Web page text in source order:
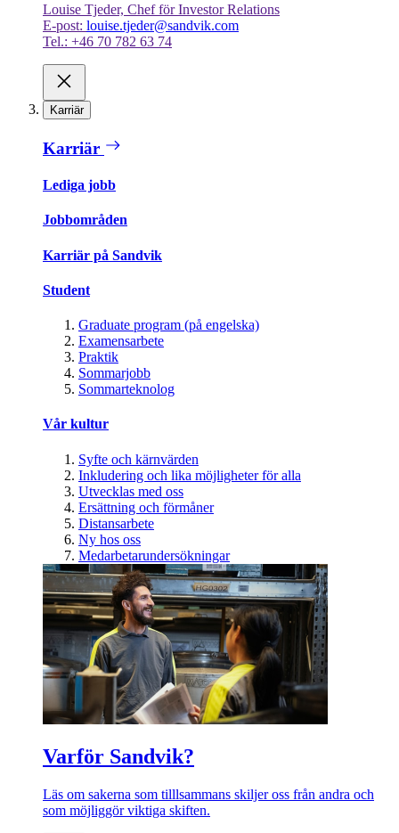
Louise Tjeder, Chef för Investor Relations
E-post: louise.tjeder@sandvik.com
Tel.: +46 70 782 63 74
Karriär
Karriär
Lediga jobb
Jobbområden
Karriär på Sandvik
Student
Graduate program (på engelska)
Examensarbete
Praktik
Sommarjobb
Sommarteknolog
Vår kultur
Syfte och kärnvärden
Inkludering och lika möjligheter för alla
Utvecklas med oss
Ersättning och förmåner
Distansarbete
Ny hos oss
Medarbetarundersökningar
Varför Sandvik?
Läs om sakerna som tilllsammans skiljer oss från andra och
som möjliggör viktiga skiften.